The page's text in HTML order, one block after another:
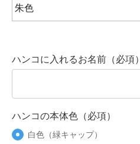
ハンコに入れるお名前（必項）
ハンコの本体色（必項）
白色（緑キャップ）